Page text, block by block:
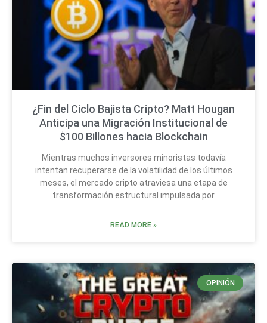
¿Fin del Ciclo Bajista Cripto? Matt Hougan
Anticipa una Migración Institucional de
$100 Billones hacia Blockchain
Mientras muchos inversores minoristas todavía
intentan recuperarse de la volatilidad de los últimos
meses, el mercado cripto atraviesa una etapa de
transformación estructural impulsada por
READ MORE »
OPINIÓN